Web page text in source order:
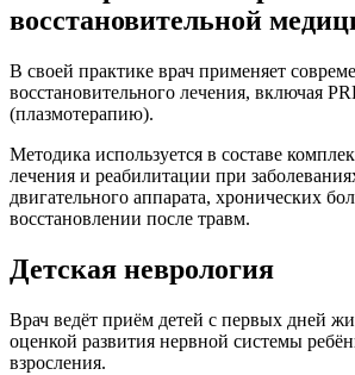
восстановительной
В своей практике врач применяет
восстановительного лечения, включая
(плазмотерапию).
Методика используется в составе
лечения и реабилитации при
двигательного аппарата, хронических
восстановлении после травм.
Детская неврология
Врач ведёт приём детей с первых дней
оценкой развития нервной системы
взросления.